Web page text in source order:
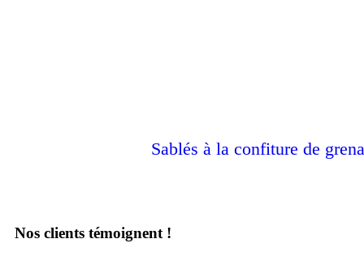
Sablés à la confiture de
Nos clients témoignent !